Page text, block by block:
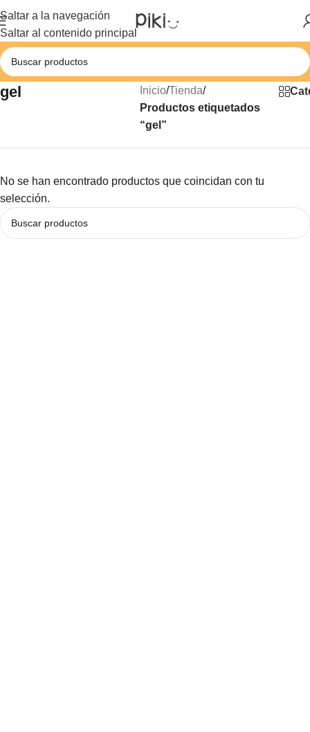
Saltar a la navegación
Saltar al contenido principal
gel Inicio/Tienda/
Productos etiquetados
“gel”
No se han encontrado productos que coincidan con tu
selección.